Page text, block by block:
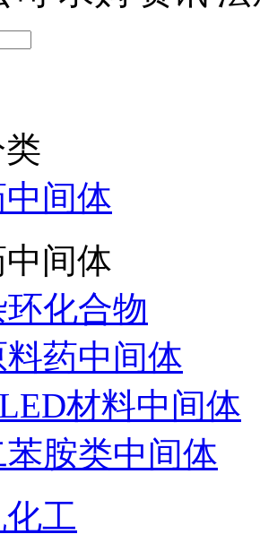
中间体
中间体
环化合物
料药中间体
材料中间体
苯胺类中间体
工